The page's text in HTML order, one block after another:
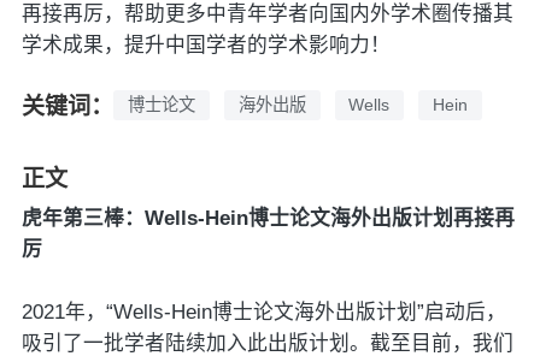
再接再厉，帮助更多中青年学者向国内外学术圈传播其
学术成果，提升中国学者的学术影响力！
关键词： 博士论文 海外出版 Wells Hein
正文
虎年第三棒： Wells-Hein博士论文海外出版计划再接再
厉
2021年， “Wells-Hein博士论文海外出版计划 ”启动后，
吸引了一批学者陆续加入此出版计划。截至目前，我们